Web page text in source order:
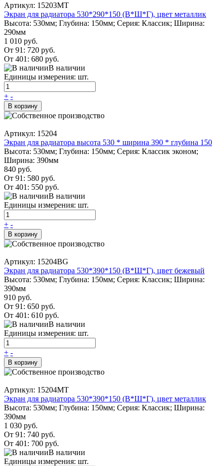
Артикул: 15203MT
Экран для радиатора 530*290*150 (В*Ш*Г), цвет металлик
Высота: 530мм; Глубина: 150мм; Серия: Классик; Ширина:
290мм
1 010 руб.
От 91: 720 руб.
От 401: 680 руб.
В наличии
Единицы измерения: шт.
+ -
В корзину
Артикул: 15204
Экран для радиатора высота 530 * ширина 390 * глубина 150
Высота: 530мм; Глубина: 150мм; Серия: Классик эконом;
Ширина: 390мм
840 руб.
От 91: 580 руб.
От 401: 550 руб.
В наличии
Единицы измерения: шт.
+ -
В корзину
Артикул: 15204BG
Экран для радиатора 530*390*150 (В*Ш*Г), цвет бежевый
Высота: 530мм; Глубина: 150мм; Серия: Классик; Ширина:
390мм
910 руб.
От 91: 650 руб.
От 401: 610 руб.
В наличии
Единицы измерения: шт.
+ -
В корзину
Артикул: 15204MT
Экран для радиатора 530*390*150 (В*Ш*Г), цвет металлик
Высота: 530мм; Глубина: 150мм; Серия: Классик; Ширина:
390мм
1 030 руб.
От 91: 740 руб.
От 401: 700 руб.
В наличии
Единицы измерения: шт.